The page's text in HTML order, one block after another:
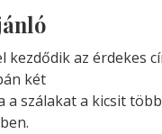
kezdődik az érdekes
két
a szálakat a kicsit